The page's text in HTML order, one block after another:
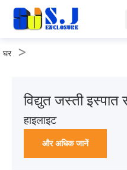
घर >
विद्युत जस्ती
हाइलाइट
और अधिक जानें